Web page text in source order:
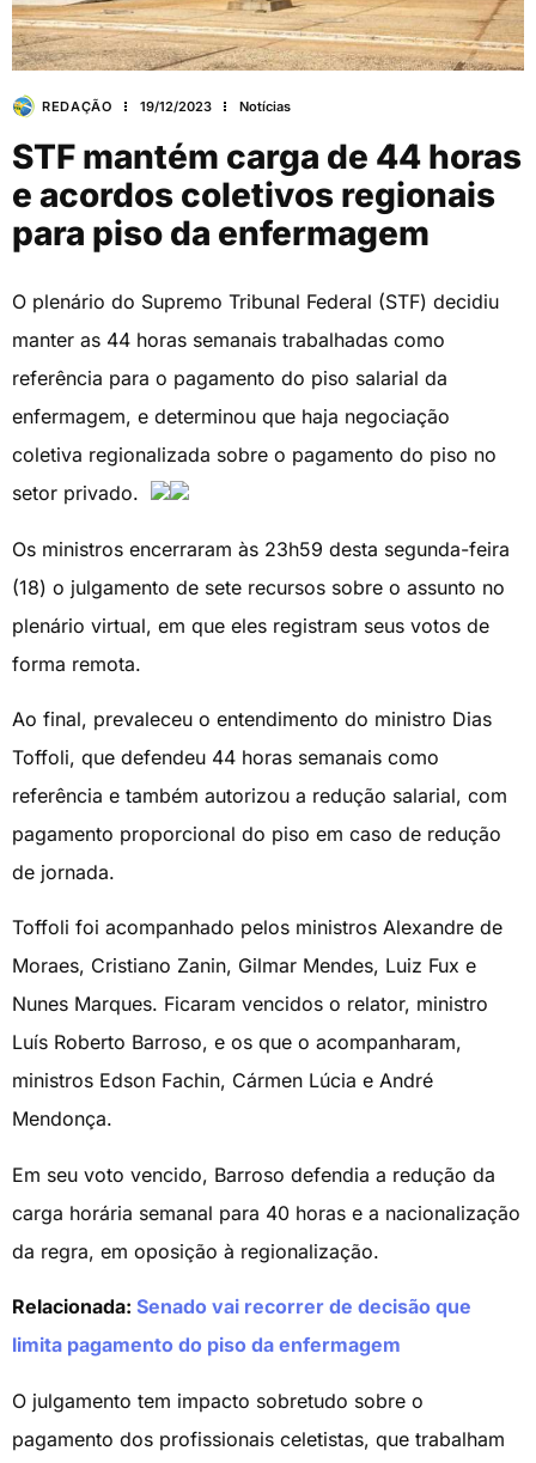
REDAÇÃO 19/12/2023 Notícias
STF mantém carga de 44 horas
e acordos coletivos regionais
para piso da enfermagem
O plenário do Supremo Tribunal Federal (STF) decidiu
manter as 44 horas semanais trabalhadas como
referência para o pagamento do piso salarial da
enfermagem, e determinou que haja negociação
coletiva regionalizada sobre o pagamento do piso no
setor privado.
Os ministros encerraram às 23h59 desta segunda-feira
(18) o julgamento de sete recursos sobre o assunto no
plenário virtual, em que eles registram seus votos de
forma remota.
Ao final, prevaleceu o entendimento do ministro Dias
Toffoli, que defendeu 44 horas semanais como
referência e também autorizou a redução salarial, com
pagamento proporcional do piso em caso de redução
de jornada.
Toffoli foi acompanhado pelos ministros Alexandre de
Moraes, Cristiano Zanin, Gilmar Mendes, Luiz Fux e
Nunes Marques. Ficaram vencidos o relator, ministro
Luís Roberto Barroso, e os que o acompanharam,
ministros Edson Fachin, Cármen Lúcia e André
Mendonça.
Em seu voto vencido, Barroso defendia a redução da
carga horária semanal para 40 horas e a nacionalização
da regra, em oposição à regionalização.
Relacionada: Senado vai recorrer de decisão que
limita pagamento do piso da enfermagem
O julgamento tem impacto sobretudo sobre o
pagamento dos profissionais celetistas, que trabalham